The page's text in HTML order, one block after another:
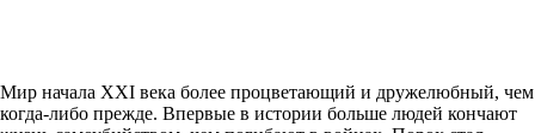
Мир начала XXI века более процветающий и дружелюбный, чем
когда-либо прежде. Впервые в истории больше людей кончают